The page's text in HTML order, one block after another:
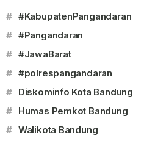
# #KabupatenPangandaran
# #Pangandaran
# #JawaBarat
# #polrespangandaran
# Diskominfo Kota Bandung
# Humas Pemkot Bandung
# Walikota Bandung